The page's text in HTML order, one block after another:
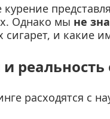
курение
Однако мы не
сигарет, и какие
реальность
расходятся с